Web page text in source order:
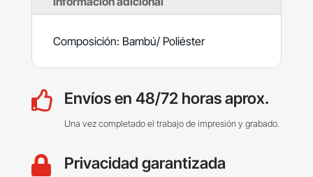
Composición: Bambú/ Poliéster
 Envíos en 48/72 horas aprox.
Una vez completado el trabajo de impresión y grabado.
 Privacidad garantizada